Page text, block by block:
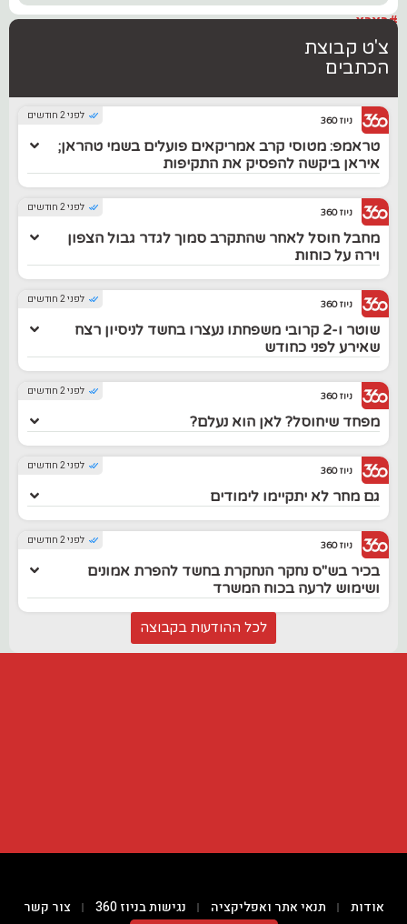
#בארץ
צ'ט קבוצת
הכתבים
לפני 2 חודשים ניוז 360
טראמפ: מטוסי קרב אמריקאים פועלים בשמי טהראן;
איראן ביקשה להפסיק את התקיפות
לפני 2 חודשים ניוז 360
מחבל חוסל לאחר שהתקרב סמוך לגדר גבול הצפון
וירה על כוחות
לפני 2 חודשים ניוז 360
שוטר ו-2 קרובי משפחתו נעצרו בחשד לניסיון רצח
שאירע לפני כחודש
לפני 2 חודשים ניוז 360
מפחד שיחוסל? לאן הוא נעלם?
לפני 2 חודשים ניוז 360
גם מחר לא יתקיימו לימודים
לפני 2 חודשים ניוז 360
בכיר בש"ס נחקר הנחקרת בחשד להפרת אמונים
ושימוש לרעה בכוח המשרד
לכל ההודעות בקבוצה
אודות תנאי אתר ואפליקציה נגישות בניוז 360 צור קשר